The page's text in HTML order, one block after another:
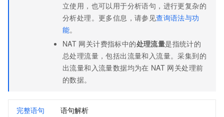
立使用，也可以用于分析语句，进行更复杂的
分析处理。更多信息，请参见查询语法与功
能。
NAT 网关计费指标中的处理流量是指统计的
总处理流量，包括出流量和入流量。采集到的
出流量和入流量数据均为在 NAT 网关处理前
的数据。
完整语句 语句解析